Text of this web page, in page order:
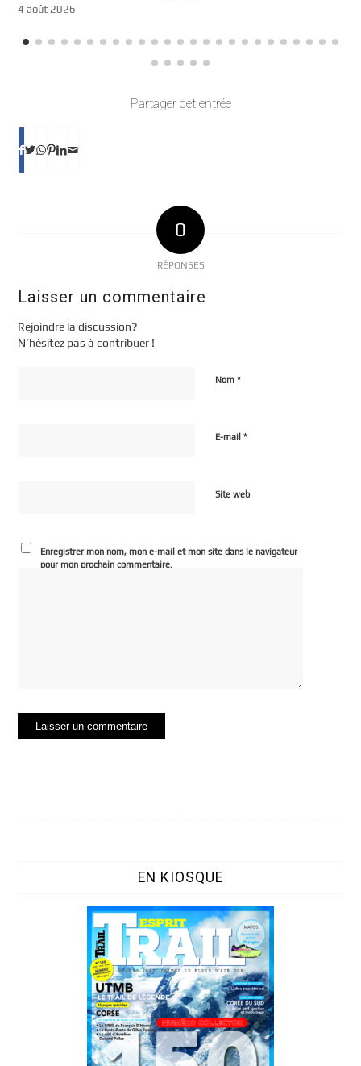
4 août 2026
Partager cet entrée
0
RÉPONSES
Laisser un commentaire
Rejoindre la discussion?
N’hésitez pas à contribuer !
Nom*
E-mail*
Site web
Enregistrer mon nom, mon e-mail et mon site dans le navigateur
pour mon prochain commentaire.
EN KIOSQUE